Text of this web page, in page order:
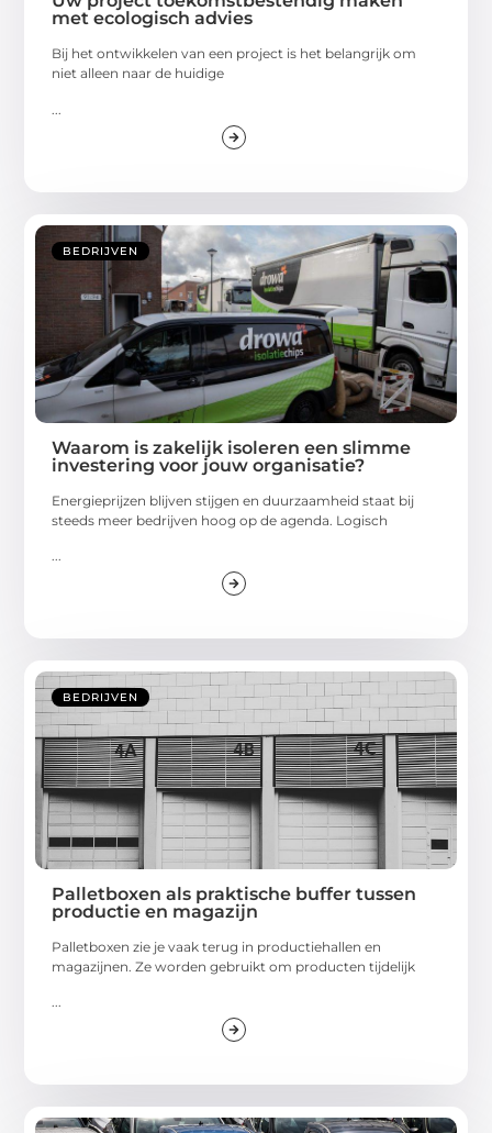
met ecologisch advies
Bij het ontwikkelen van een project is het belangrijk om
niet alleen naar de huidige
BEDRIJVEN
Waarom is zakelijk isoleren een slimme
investering voor jouw organisatie?
Energieprijzen blijven stijgen en duurzaamheid staat bij
steeds meer bedrijven hoog op de agenda. Logisch
...
BEDRIJVEN
Palletboxen als praktische buffer tussen
productie en magazijn
Palletboxen zie je vaak terug in productiehallen en
magazijnen. Ze worden gebruikt om producten tijdelijk
...